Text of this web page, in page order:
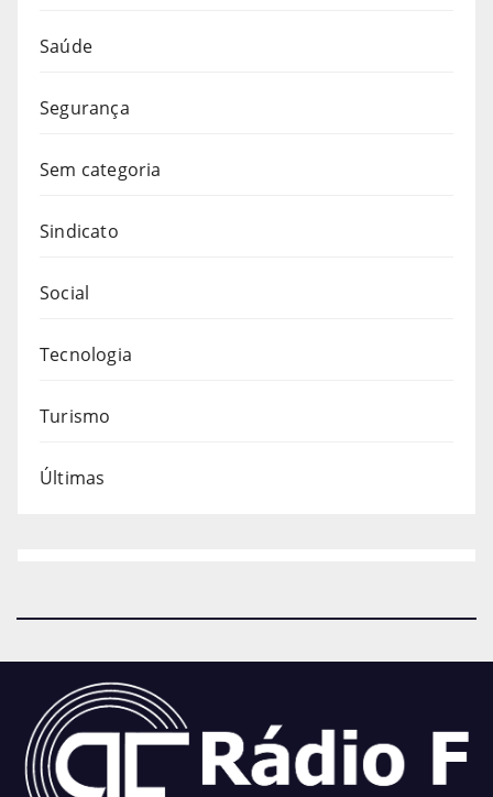
Saúde
Segurança
Sem categoria
Sindicato
Social
Tecnologia
Turismo
Últimas